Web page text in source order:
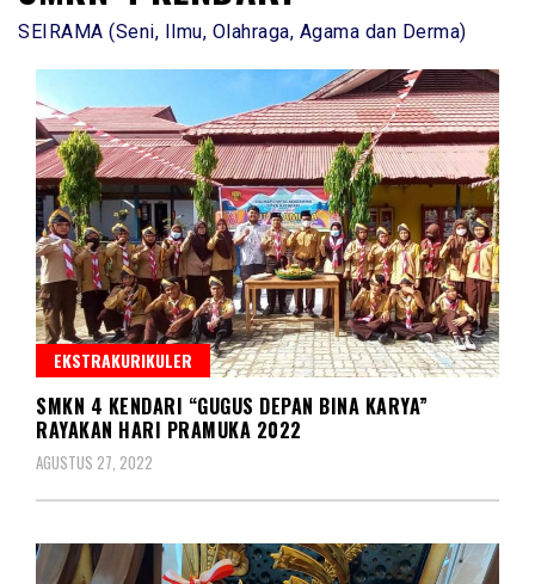
SEIRAMA (Seni, Ilmu, Olahraga, Agama dan Derma)
EKSTRAKURIKULER
SMKN 4 KENDARI “GUGUS DEPAN BINA KARYA”
RAYAKAN HARI PRAMUKA 2022
AGUSTUS 27, 2022